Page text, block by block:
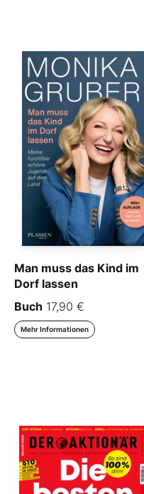
Man muss das Kind im
Dorf lassen
Buch 17,90 €
Mehr Informationen